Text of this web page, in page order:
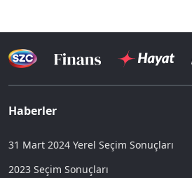
Haberler
31 Mart 2024 Yerel Seçim Sonuçları
2023 Seçim Sonuçları